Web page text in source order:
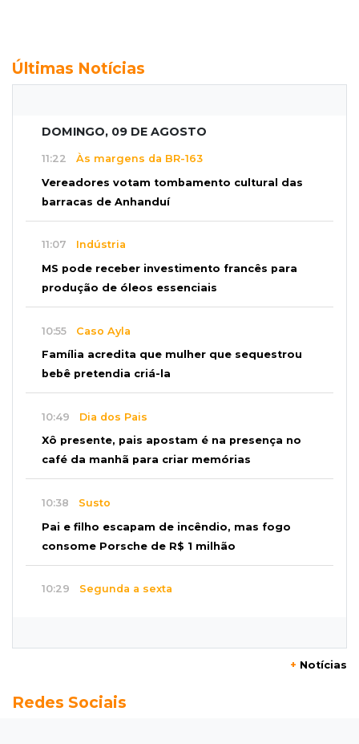
Últimas Notícias
DOMINGO, 09 DE AGOSTO
11:22 Às margens da BR-163
Vereadores votam tombamento cultural das
barracas de Anhanduí
11:07 Indústria
MS pode receber investimento francês para
produção de óleos essenciais
10:55 Caso Ayla
Família acredita que mulher que sequestrou
bebê pretendia criá-la
10:49 Dia dos Pais
Xô presente, pais apostam é na presença no
café da manhã para criar memórias
10:38 Susto
Pai e filho escapam de incêndio, mas fogo
consome Porsche de R$ 1 milhão
10:29 Segunda a sexta
Rastreamento de celulares levou polícia até
+ Notícias
Redes Sociais